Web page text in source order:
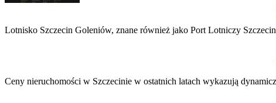
Lotnisko Szczecin Goleniów, znane również jako Port Lotniczy
Ceny nieruchomości w Szczecinie w ostatnich latach wykazują